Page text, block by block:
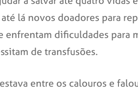
lá novos doadores para
dificuldades para
de transfusões.
entre os calouros e